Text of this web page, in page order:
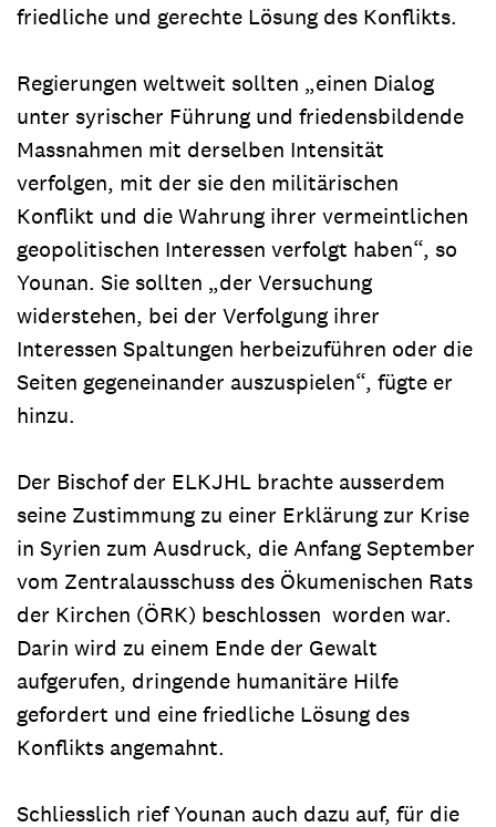
friedliche und gerechte Lösung des Konflikts.
Regierungen weltweit sollten „einen Dialog
unter syrischer Führung und friedensbildende
Massnahmen mit derselben Intensität
verfolgen, mit der sie den militärischen
Konflikt und die Wahrung ihrer vermeintlichen
geopolitischen Interessen verfolgt haben“, so
Younan. Sie sollten „der Versuchung
widerstehen, bei der Verfolgung ihrer
Interessen Spaltungen herbeizuführen oder die
Seiten gegeneinander auszuspielen“, fügte er
hinzu.
Der Bischof der ELKJHL brachte ausserdem
seine Zustimmung zu einer Erklärung zur Krise
in Syrien zum Ausdruck, die Anfang September
vom Zentralausschuss des Ökumenischen Rats
der Kirchen (ÖRK) beschlossen worden war.
Darin wird zu einem Ende der Gewalt
aufgerufen, dringende humanitäre Hilfe
gefordert und eine friedliche Lösung des
Konflikts angemahnt.
Schliesslich rief Younan auch dazu auf, für die